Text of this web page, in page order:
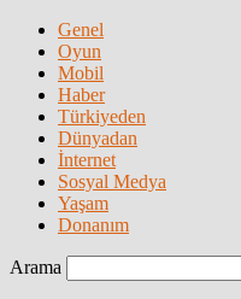
Genel
Oyun
Mobil
Haber
Türkiyeden
Dünyadan
İnternet
Sosyal Medya
Yaşam
Donanım
Arama